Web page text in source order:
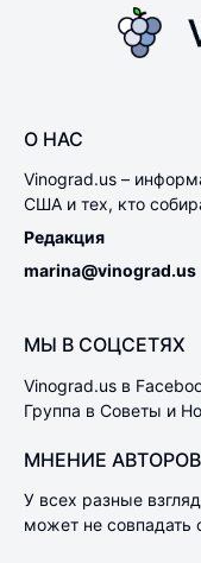
О НАС
Vinograd.us –
США и тех, кто
Редакция
marina@vinograd.us
МЫ В СОЦСЕТЯХ
Vinograd.us в
Группа в Советы и
МНЕНИЕ АВТОРОВ
У всех разные
может не